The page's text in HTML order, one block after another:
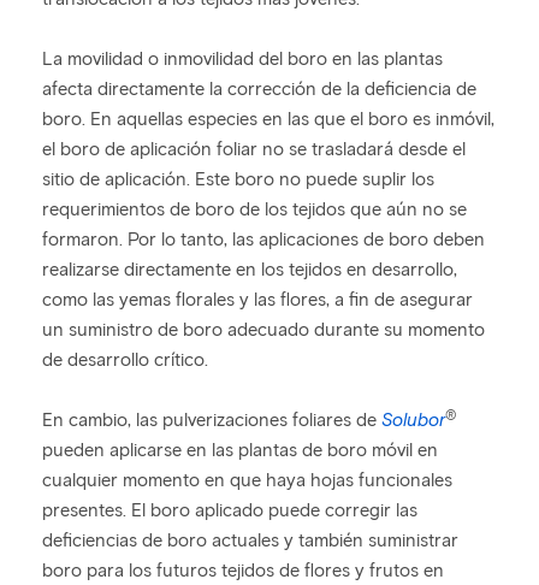
La movilidad o inmovilidad del boro en las plantas
afecta directamente la corrección de la deficiencia de
boro. En aquellas especies en las que el boro es inmóvil,
el boro de aplicación foliar no se trasladará desde el
sitio de aplicación. Este boro no puede suplir los
requerimientos de boro de los tejidos que aún no se
formaron. Por lo tanto, las aplicaciones de boro deben
realizarse directamente en los tejidos en desarrollo,
como las yemas florales y las flores, a fin de asegurar
un suministro de boro adecuado durante su momento
de desarrollo crítico.
En cambio, las pulverizaciones foliares de Solubor®
pueden aplicarse en las plantas de boro móvil en
cualquier momento en que haya hojas funcionales
presentes. El boro aplicado puede corregir las
deficiencias de boro actuales y también suministrar
boro para los futuros tejidos de flores y frutos en